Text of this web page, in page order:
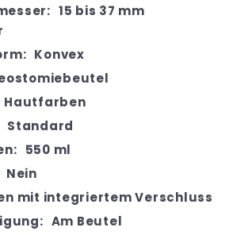
15 bis 37 mm
Konvex
Hautfarben
Standard
550 ml
Nein
mit integriertem Verschluss
Am Beutel